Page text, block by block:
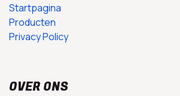
Startpagina
Producten
Privacy Policy
OVER ONS